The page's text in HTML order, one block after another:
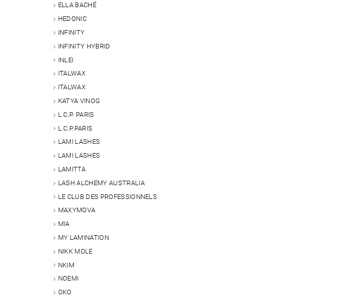
ELLA BACHÉ
HEDONIC
INFINITY
INFINITY HYBRID
INLEI
ITALWAX
ITALWAX
KATYA VINOG
L.C.P. PARIS
L.C.P.PARIS
LAMI LASHES
LAMI LASHES
LAMITTA
LASH ALCHEMY AUSTRALIA
LE CLUB DES PROFESSIONNELS
MAXYMOVA
MIA
MY LAMINATION
NIKK MOLE
NKIM
NOEMI
OKO